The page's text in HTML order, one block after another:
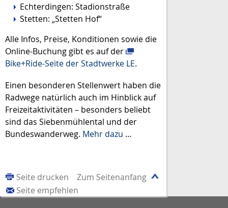
Echterdingen: Stadionstraße
Stetten: „Stetten Hof“
Alle Infos, Preise, Konditionen sowie die
Online-Buchung gibt es auf der
Bike+Ride-Seite der Stadtwerke LE.
Einen besonderen Stellenwert haben die
Radwege natürlich auch im Hinblick auf
Freizeitaktivitäten – besonders beliebt
sind das Siebenmühlental und der
Bundeswanderweg. Mehr dazu …
Zum Seitenanfang
Seite drucken
Seite empfehlen